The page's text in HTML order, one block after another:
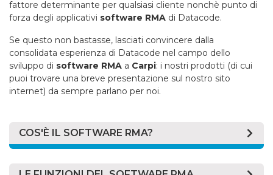
fattore determinante per qualsiasi cliente nonchè punto di
forza degli applicativi software RMA di Datacode.
Se questo non bastasse, lasciati convincere dalla
consolidata esperienza di Datacode nel campo dello
sviluppo di software RMA a Carpi: i nostri prodotti (di cui
puoi trovare una breve presentazione sul nostro sito
internet) da sempre parlano per noi.
COS'È IL SOFTWARE RMA?
"Return Merchandise Authorization") applicativi atti alla